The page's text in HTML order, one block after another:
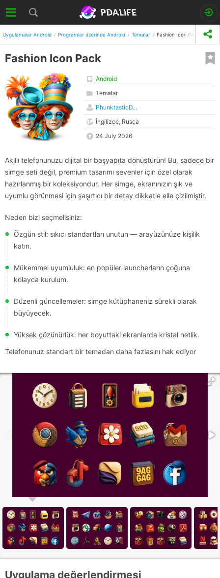
Uygulamalar Android Programlar üzerinde Android Temalar Fashion Icon Pack
Fashion Icon Pack
Android
Temalar
PhunktasticD...
İngilizce, Rusça
24 July 2026
Akıllı telefonunuzu dijital bir başyapıta dönüştürün! Bu, sadece bir
simge seti değil, premium tasarımı sevenler için özel olarak
hazırlanmış bir koleksiyondur. Her simge, ekranınızın şık ve
uyumlu görünmesi için şaşırtıcı bir detay dikkatle elle çizilmiştir.
Neden bizi seçmelisiniz:
Özgün stil: sıkıcı standartları unutun — arayüzünüze kişilik
katın.
Mükemmel uyumluluk: en popüler launcherların çoğuna
kolayca kurulum.
Düzenli güncellemeler: simge kütüphaneniz sürekli olarak
büyüyecek.
Yüksek çözünürlük: her boyuttaki ekranlarda kristal netlik.
Telefonunuz standart bir temadan daha fazlasını hak ediyor
Uygulama değerlendirmesi